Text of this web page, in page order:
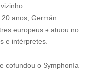
anos, Germán
europeus e atuou no
e intérpretes.
cofundou o Symphonía